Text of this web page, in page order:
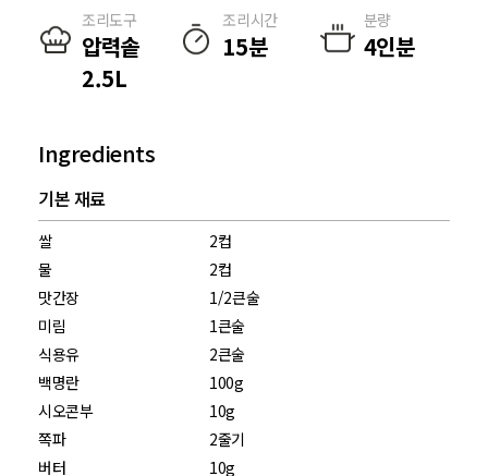
조리도구
압력솥
2.5L
조리시간
15분
분량
4인분
Ingredients
기본 재료
쌀
2컵
물
2컵
맛간장
1/2큰술
미림
1큰술
식용유
2큰술
백명란
100g
시오콘부
10g
쪽파
2줄기
버터
10g